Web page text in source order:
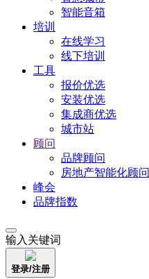
智能音箱
培训
在线学习
线下培训
工具
报价优选
安装优选
集成商优选
城市站
顾问
品牌顾问
房地产智能化顾问
峰会
品牌指数
输入关键词
登录/注册